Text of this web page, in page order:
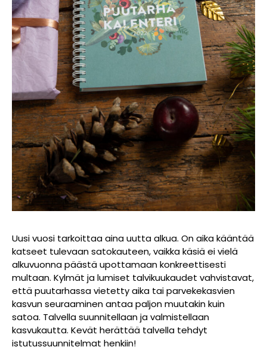
Uusi vuosi tarkoittaa aina uutta alkua. On aika kääntää
katseet tulevaan satokauteen, vaikka käsiä ei vielä
alkuvuonna päästä upottamaan konkreettisesti
multaan. Kylmät ja lumiset talvikuukaudet vahvistavat,
että puutarhassa vietetty aika tai parvekekasvien
kasvun seuraaminen antaa paljon muutakin kuin
satoa. Talvella suunnitellaan ja valmistellaan
kasvukautta. Kevät herättää talvella tehdyt
istutussuunnitelmat henkiin!